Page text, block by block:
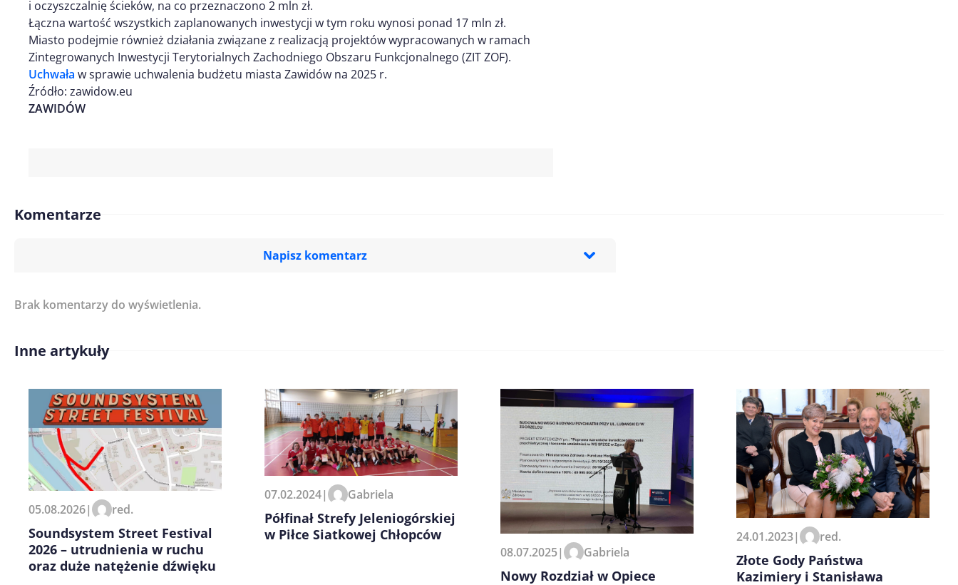
i oczyszczalnię ścieków, na co przeznaczono 2 mln zł.
Łączna wartość wszystkich zaplanowanych inwestycji w tym roku wynosi ponad 17 mln zł.
Miasto podejmie również działania związane z realizacją projektów wypracowanych w ramach
Zintegrowanych Inwestycji Terytorialnych Zachodniego Obszaru Funkcjonalnego (ZIT ZOF).
Uchwała w sprawie uchwalenia budżetu miasta Zawidów na 2025 r.
Źródło: zawidow.eu
ZAWIDÓW
Komentarze
Napisz komentarz
Imię/ Nick*
Zapamiętaj moje dane w tej przeglądarce podczas pisania
kolejnych komentarzy.
Brak komentarzy do wyświetlenia.
Inne artykuły
05.08.2026| red.
Soundsystem Street Festival
2026 – utrudnienia w ruchu
oraz duże natężenie dźwięku
07.02.2024| Gabriela
Półfinał Strefy Jeleniogórskiej
w Piłce Siatkowej Chłopców
08.07.2025| Gabriela
Nowy Rozdział w Opiece
24.01.2023| red.
Złote Gody Państwa
Kazimiery i Stanisława